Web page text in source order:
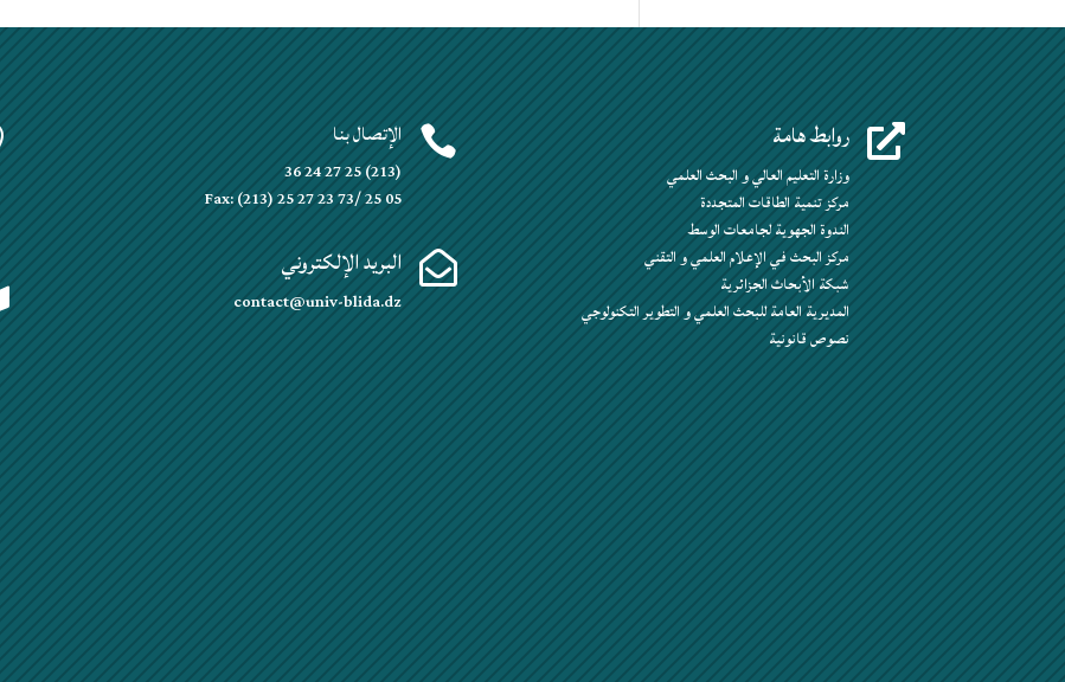
 الإتصال بنا
(213) 25 27 24 36
Fax: (213) 25 27 23 73/ 25 05
 البريد الإلكتروني
contact@univ-blida.dz
 روابط هامة
وزارة التعليم العالي و البحث العلمي
مركز تنمية الطاقات المتجددة
الندوة الجهوية لجامعات الوسط
مركز البحث في الإعلام العلمي و التقني
شبكة الأبحاث الجزائرية
المديرية العامة للبحث العلمي و التطوير التكنولوجي
نصوص قانونية